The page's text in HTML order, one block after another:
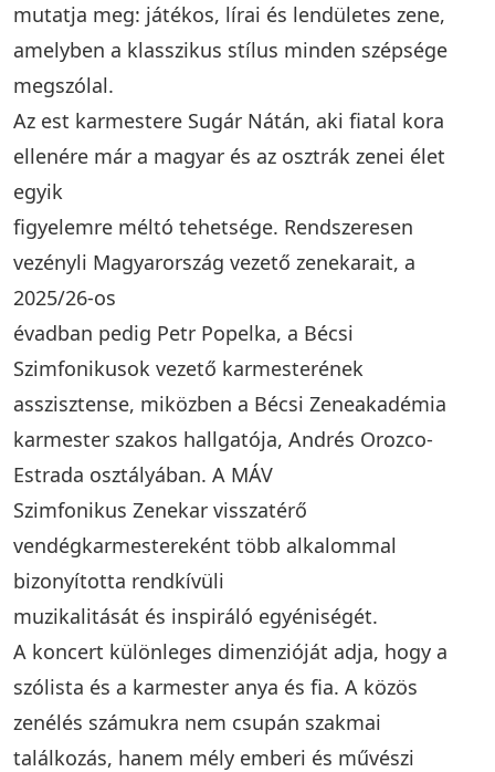
mutatja meg: játékos, lírai és lendületes zene,
amelyben a klasszikus stílus minden szépsége
megszólal.
Az est karmestere Sugár Nátán, aki fiatal kora
ellenére már a magyar és az osztrák zenei élet
egyik
figyelemre méltó tehetsége. Rendszeresen
vezényli Magyarország vezető zenekarait, a
2025/26-os
évadban pedig Petr Popelka, a Bécsi
Szimfonikusok vezető karmesterének
asszisztense, miközben a Bécsi Zeneakadémia
karmester szakos hallgatója, Andrés Orozco-
Estrada osztályában. A MÁV
Szimfonikus Zenekar visszatérő
vendégkarmestereként több alkalommal
bizonyította rendkívüli
muzikalitását és inspiráló egyéniségét.
A koncert különleges dimenzióját adja, hogy a
szólista és a karmester anya és fia. A közös
zenélés számukra nem csupán szakmai
találkozás, hanem mély emberi és művészi